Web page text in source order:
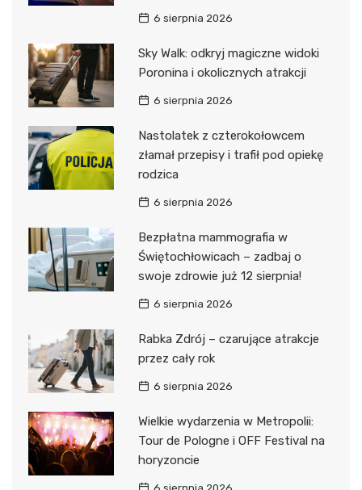
6 sierpnia 2026
Sky Walk: odkryj magiczne widoki
Poronina i okolicznych atrakcji
6 sierpnia 2026
Nastolatek z czterokołowcem
złamał przepisy i trafił pod opiekę
rodzica
6 sierpnia 2026
Bezpłatna mammografia w
Świętochłowicach – zadbaj o
swoje zdrowie już 12 sierpnia!
6 sierpnia 2026
Rabka Zdrój – czarujące atrakcje
przez cały rok
6 sierpnia 2026
Wielkie wydarzenia w Metropolii:
Tour de Pologne i OFF Festival na
horyzoncie